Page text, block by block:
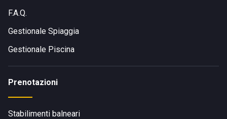
F.A.Q.
Gestionale Spiaggia
Gestionale Piscina
Prenotazioni
Stabilimenti balneari